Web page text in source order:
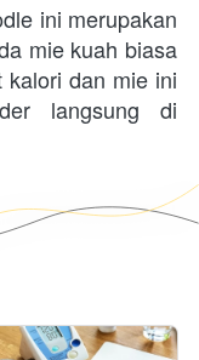
ini merupakan
mie kuah biasa
kalori dan mie ini